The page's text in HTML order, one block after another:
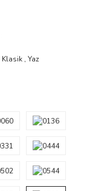
Klasik ,Yaz